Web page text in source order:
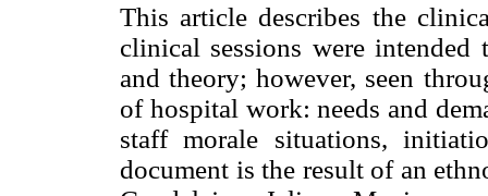
This article describes the
clinical sessions were intended
and theory; however, seen
of hospital work: needs and
staff morale situations,
document is the result of an